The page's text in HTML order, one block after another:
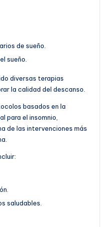
de sueño.
sueño.
diversas terapias
la calidad del descanso.
basados en la
para el insomnio,
de las intervenciones más
saludables.